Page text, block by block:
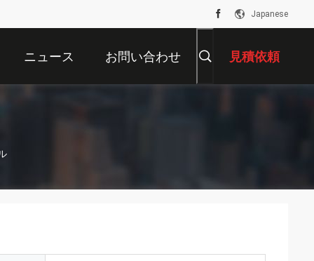
Japanese
ニュース お問い合わせ 見積依頼